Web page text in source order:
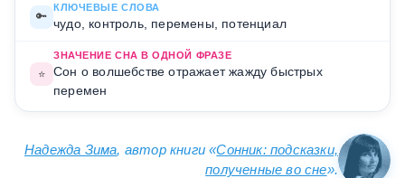
🔑
КЛЮЧЕВЫЕ СЛОВА
чудо, контроль, перемены, потенциал
⭐
ЗНАЧЕНИЕ СНА В ОДНОЙ ФРАЗЕ
Сон о волшебстве отражает жажду быстрых
перемен
Надежда Зима, автор книги «Сонник: подсказки,
полученные во сне».